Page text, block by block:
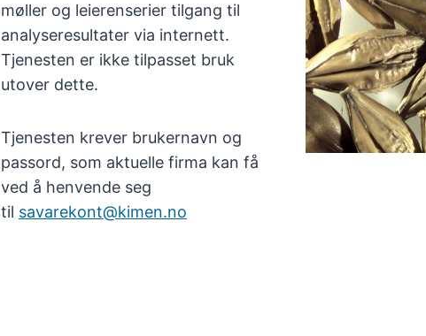
møller og leierenserier tilgang til
analyseresultater via internett.
Tjenesten er ikke tilpasset bruk
utover dette.
Tjenesten krever brukernavn og
passord, som aktuelle firma kan få
ved å henvende seg
til savarekont@kimen.no